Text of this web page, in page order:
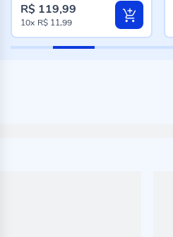
R$ 119,99
10x R$ 11,99